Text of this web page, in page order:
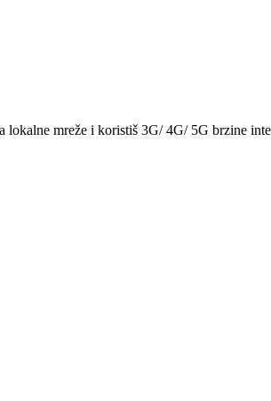
mreže i koristiš 3G/ 4G/ 5G brzine